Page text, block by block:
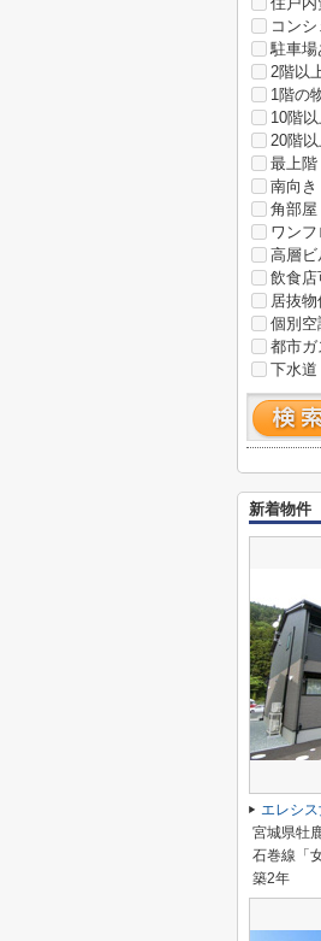
コン
駐車場
2階以
1階の
10階
20階
最上階
南向き
角部屋
ワンフ
高層ビ
飲食店
居抜物
個別空
都市ガ
下水道
新着物件
エレシス
宮城県牡
石巻線「
築2年